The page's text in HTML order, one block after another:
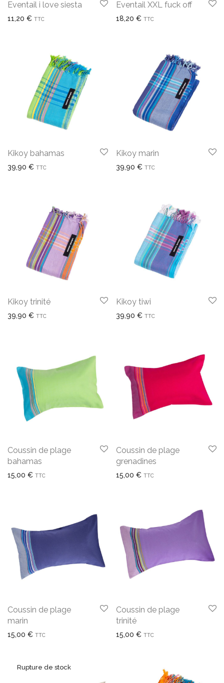
Eventail i love siesta
11,20 € TTC
Eventail XXL fuck off
18,20 € TTC
Kikoy bahamas
39,90 € TTC
Kikoy marin
39,90 € TTC
Kikoy trinité
39,90 € TTC
Kikoy tiwi
39,90 € TTC
Coussin de plage
bahamas
15,00 € TTC
Coussin de plage
grenadines
15,00 € TTC
Coussin de plage
marin
15,00 € TTC
Coussin de plage
trinité
15,00 € TTC